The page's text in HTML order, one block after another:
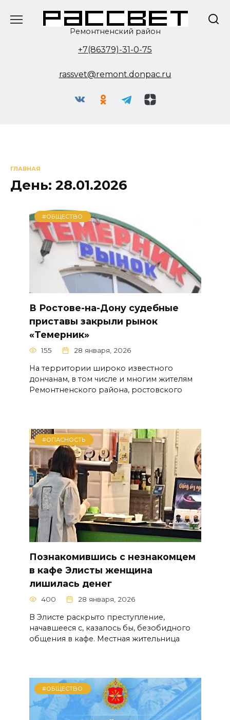
Ремонтненский район
+7(86379)-31-0-75
rassvet@remont.donpac.ru
ГЛАВНАЯ
День: 28.01.2026
#ОБЩЕСТВО
В Ростове-на-Дону судебные
приставы закрыли рынок
«Темерник»
155 28 января, 2026
На территории широко известного
дончанам, в том числе и многим жителям
Ремонтненского района, ростовского
#ОПАСНОСТЬ
Познакомившись с незнакомцем
в кафе Элисты женщина
лишилась денег
400 28 января, 2026
В Элисте раскрыто преступление,
начавшееся с, казалось бы, безобидного
общения в кафе. Местная жительница
#ОБЩЕСТВО